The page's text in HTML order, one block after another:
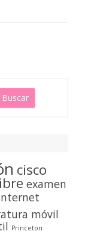
cisco
examen
móvil
Princeton